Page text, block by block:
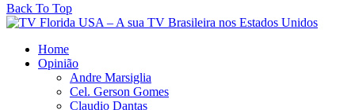
Back To Top
Home
Opinião
Andre Marsiglia
Cel. Gerson Gomes
Claudio Dantas